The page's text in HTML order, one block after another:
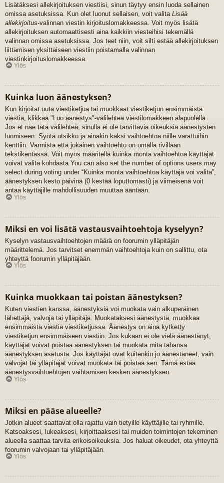
Lisätäksesi allekirjoituksen viestiisi, sinun täytyy ensin luoda sellainen
omissa asetuksissa. Kun olet luonut sellaisen, voit valita Lisää
allekirjoitus-valinnan viestin kirjoituslomakkeessa. Voit myös lisätä
allekirjoituksen automaattisesti aina kaikkiin viesteihisi tekemällä
valinnan omissa asetuksissa. Jos teet niin, voit silti estää allekirjoituksen
liittämisen yksittäiseen viestiin poistamalla valinnan
viestinkirjoituslomakkeessa.
Ylös
Kuinka luon äänestyksen?
Kun kirjoitat uuta viestiketjua tai muokkaat viestiketjun ensimmäistä
viestiä, klikkaa "Luo äänestys"-välilehteä viestilomakkeen alapuolella.
Jos et näe tätä välilehteä, sinulla ei ole tarvittavia oikeuksia äänestysten
luomiseen. Syötä otsikko ja ainakin kaksi vaihtoehtoa niille varattuihin
kenttiin. Varmista että jokainen vaihtoehto on omalla rivillään
tekstikentässä. Voit myös määritellä kuinka monta vaihtoehtoa käyttäjät
voivat valita kohdasta You can also set the number of options users may
select during voting under “Kuinka monta vaihtoehtoa käyttäjä voi valita”,
äänestyksen kesto päivinä (0 kestää loputtomasti) ja viimeisenä voit
antaa käyttäjille mahdollisuuden muuttaa ääntään.
Ylös
Miksi en voi lisätä vastausvaihtoehtoja kyselyyn?
Kyselyn vastausvaihtoehtojen määrä on foorumin ylläpitäjän
määrittelemä. Jos tarvitset enemmän vaihtoehtoja kuin on sallittu, ota
yhteyttä foorumin ylläpitäjään.
Ylös
Kuinka muokkaan tai poistan äänestyksen?
Kuten viestien kanssa, äänestyksiä voi muokata vain alkuperäinen
lähettäjä, valvoja tai ylläpitäjä. Muokataksesi äänestystä, muokkaa
ensimmäistä viestiä viestiketjussa. Äänestys on aina kytketty
viestiketjun ensimmäiseen viestiin. Jos kukaan ei ole vielä äänestänyt,
käyttäjät voivat poistaa äänestyksen tai muokata mitä tahansa
äänestyksen asetusta. Jos käyttäjät ovat kuitenkin jo äänestäneet, vain
valvojat tai ylläpitäjät voivat muokata tai poistaa sen. Tämä estää
äänestysvaihtoehtojen vaihtamisen kesken äänestyksen.
Ylös
Miksi en pääse alueelle?
Jotkin alueet saattavat olla rajattu vain tietyille käyttäjille tai ryhmille.
Katsoaksesi, lukeaksesi, kirjoittaaksesi tai muiden toimintojen tekeminen
alueella saattaa tarvita erikoisoikeuksia. Jos haluat oikeudet, ota yhteyttä
foorumin valvojaan tai ylläpitäjään.
Ylös